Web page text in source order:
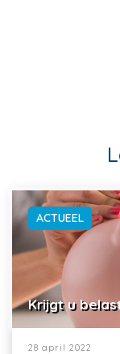
ACTUEEL
Krijgt u
28 april 2022